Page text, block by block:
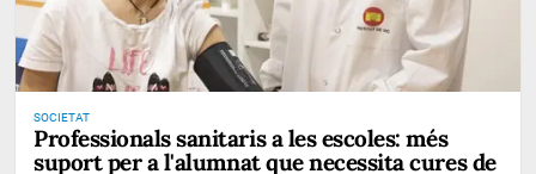
SOCIETAT
Professionals sanitaris a les escoles: més
suport per a l'alumnat que necessita cures de